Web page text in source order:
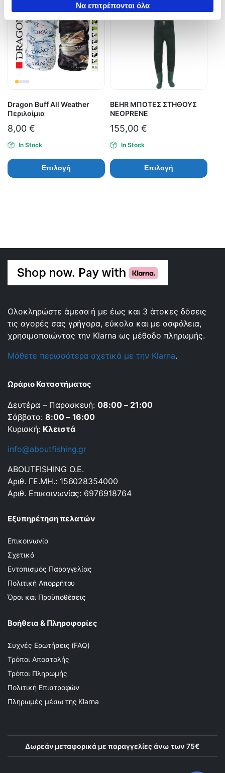
των υπηρεσιών τους.Να επιτρέπονται όλα
Dragon Buff All Weather
Περιλαίμια
8,00 €
In Stock
Επιλογή
BEHR ΜΠΟΤΕΣ ΣΤΗΘΟΥΣ
NEOPRENE
155,00 €
In Stock
Επιλογή
Ολοκληρώστε άμεσα ή με έως και 3 άτοκες δόσεις
τις αγορές σας γρήγορα, εύκολα και με ασφάλεια,
χρησιμοποιώντας την Klarna ως μέθοδο πληρωμής.
Μάθετε περισσότερα σχετικά με την Klarna.
Ωράριο Καταστήματος
Δευτέρα – Παρασκευή:08:00 – 21:00
Σάββατο: 8:00 – 16:00
Κυριακή: Κλειστά
info@aboutfishing.gr
ABOUTFISHING Ο.Ε.
Αριθ. ΓΕ.ΜΗ.: 156028354000
Αριθ. Επικοινωνίας: 6976918764
Εξυπηρέτηση πελατών
Επικοινωνία
Σχετικά
Εντοπισμός Παραγγελίας
Πολιτική Απορρήτου
Όροι και Προϋποθέσεις
Βοήθεια & Πληροφορίες
Συχνές Ερωτήσεις (FAQ)
Τρόποι Αποστολής
Τρόποι Πληρωμής
Πολιτική Επιστροφών
Πληρωμές μέσω της Klarna
Δωρεάν μεταφορικά με παραγγελίες άνω των 75€